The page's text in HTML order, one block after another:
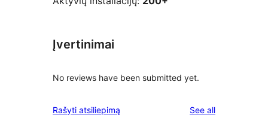
Įvertinimai
No reviews have been submitted yet.
Rašyti atsiliepimą See allreviews